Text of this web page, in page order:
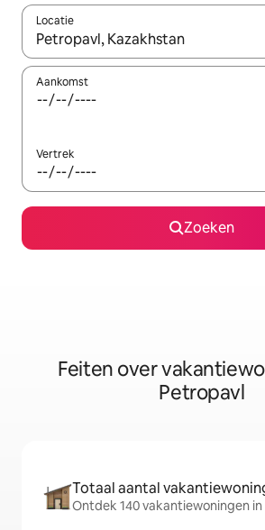
Locatie
Wanneer er suggesties beschikbaar
Aankomst
Vertrek
Zoeken
Feiten over
Petropavl
Totaal aantal
Ontdek 140 vakantiewoningen